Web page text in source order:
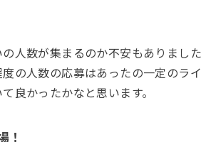
人数が集まるのか不安もありました
の人数の応募はあったの一定のライ
良かったかなと思います。
！